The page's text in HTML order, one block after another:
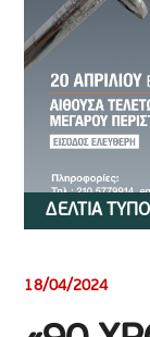
ΔΕΛΤΙΑ
18/04/2024